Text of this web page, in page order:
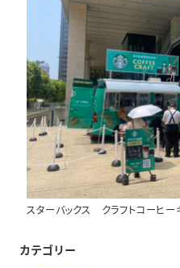
スターバックス クラフトコーヒ
カテゴリー